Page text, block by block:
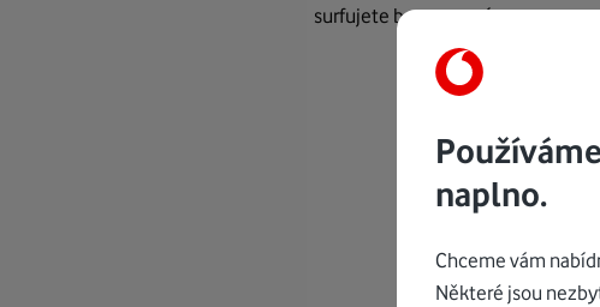
surfujete bez starostí.
naplno.
Chceme vám
Některé jsou